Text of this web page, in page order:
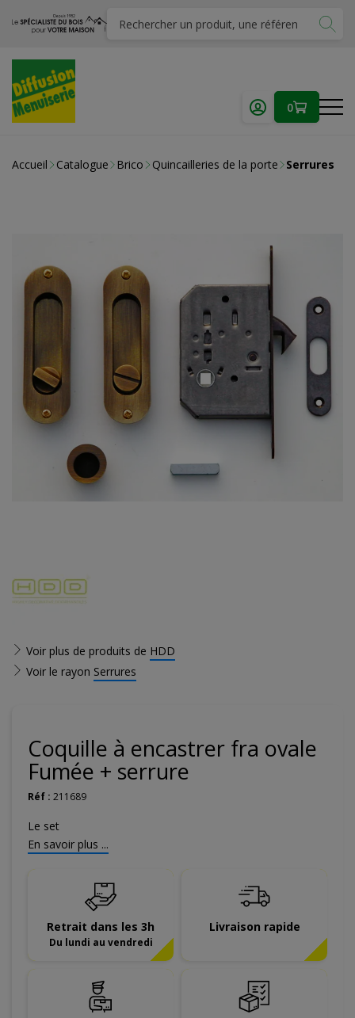
0
Accueil Catalogue Brico Quincailleries de la porte Serrures
Voir plus de produits de HDD
Voir le rayon Serrures
Coquille à encastrer fra ovale
Fumée + serrure
Réf : 211689
Le set
En savoir plus ...
Retrait dans les 3h
Du lundi au vendredi
Livraison rapide